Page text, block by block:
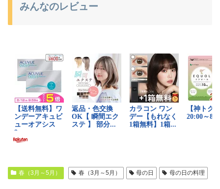
みんなのレビュー
春（3月～5月） 春（3月～5月） 母の日 母の日の料理